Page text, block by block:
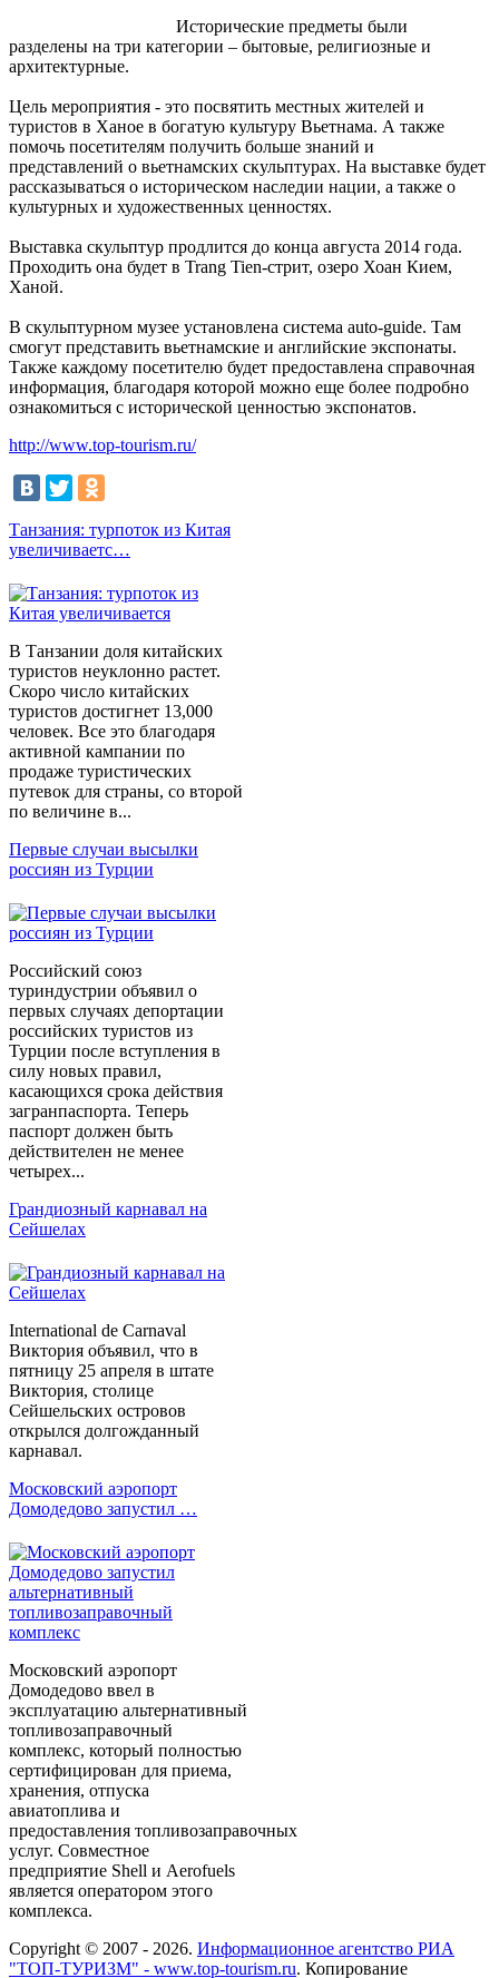
Исторические предметы были
разделены на три категории – бытовые, религиозные и
архитектурные.
Цель мероприятия - это посвятить местных жителей и
туристов в Ханое в богатую культуру Вьетнама. А также
помочь посетителям получить больше знаний и
представлений о вьетнамских скульптурах. На выставке будет
рассказываться о историческом наследии нации, а также о
культурных и художественных ценностях.
Выставка скульптур продлится до конца августа 2014 года.
Проходить она будет в Trang Tien-стрит, озеро Хоан Кием,
Ханой.
В скульптурном музее установлена система auto-guide. Там
смогут представить вьетнамские и английские экспонаты.
Также каждому посетителю будет предоставлена справочная
информация, благодаря которой можно еще более подробно
ознакомиться с исторической ценностью экспонатов.
http://www.top-tourism.ru/
Танзания: турпоток из Китая
увеличиваетс…
В Танзании доля китайских
туристов неуклонно растет.
Скоро число китайских
туристов достигнет 13,000
человек. Все это благодаря
активной кампании по
продаже туристических
путевок для страны, со второй
по величине в...
Первые случаи высылки
россиян из Турции
Российский союз
туриндустрии объявил о
первых случаях депортации
российских туристов из
Турции после вступления в
силу новых правил,
касающихся срока действия
загранпаспорта. Теперь
паспорт должен быть
действителен не менее
четырех...
Грандиозный карнавал на
Сейшелах
International de Carnaval
Виктория объявил, что в
пятницу 25 апреля в штате
Виктория, столице
Сейшельских островов
открылся долгожданный
карнавал.
Московский аэропорт
Домодедово запустил …
Московский аэропорт
Домодедово ввел в
эксплуатацию альтернативный
топливозаправочный
комплекс, который полностью
сертифицирован для приема,
хранения, отпуска
авиатоплива и
предоставления топливозаправочных
услуг. Совместное
предприятие Shell и Aerofuels
является оператором этого
комплекса.
Copyright © 2007 - 2026. Информационное агентство РИА
"ТОП-ТУРИЗМ" - www.top-tourism.ru. Копирование